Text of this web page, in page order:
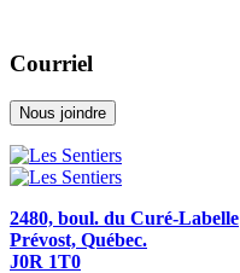
Courriel
Nous joindre
2480, boul. du Curé-Labelle
Prévost, Québec.
J0R 1T0